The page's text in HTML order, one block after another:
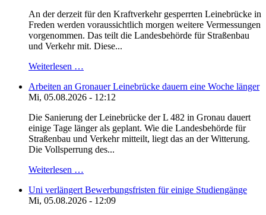
An der derzeit für den Kraftverkehr gesperrten Leinebrücke in
Freden werden voraussichtlich morgen weitere Vermessungen
vorgenommen. Das teilt die Landesbehörde für Straßenbau
und Verkehr mit. Diese...
Weiterlesen …
Arbeiten an Gronauer Leinebrücke dauern eine Woche länger
Mi, 05.08.2026 - 12:12
Die Sanierung der Leinebrücke der L 482 in Gronau dauert
einige Tage länger als geplant. Wie die Landesbehörde für
Straßenbau und Verkehr mitteilt, liegt das an der Witterung.
Die Vollsperrung des...
Weiterlesen …
Uni verlängert Bewerbungsfristen für einige Studiengänge
Mi, 05.08.2026 - 12:09